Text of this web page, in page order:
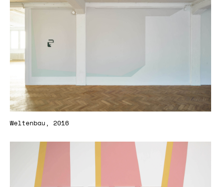
Weltenbau, 2016